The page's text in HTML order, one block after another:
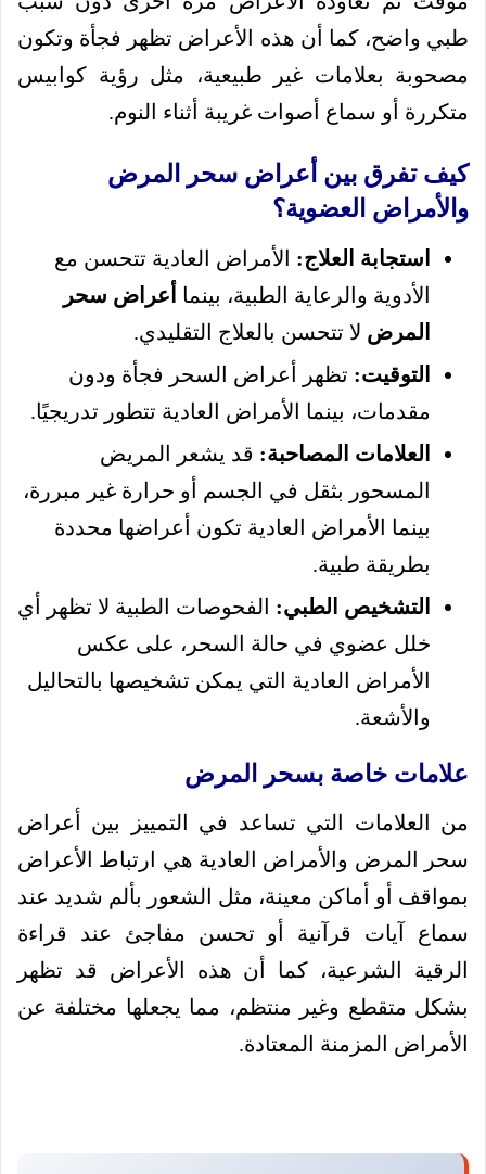
طبي واضح، كما أن هذه الأعراض تظهر فجأة وتكون
مصحوبة بعلامات غير طبيعية، مثل رؤية كوابيس
متكررة أو سماع أصوات غريبة أثناء النوم.
كيف تفرق بين أعراض سحر المرض
والأمراض العضوية؟
استجابة العلاج: الأمراض العادية تتحسن مع
الأدوية والرعاية الطبية، بينما أعراض سحر
المرض لا تتحسن بالعلاج التقليدي.
التوقيت: تظهر أعراض السحر فجأة ودون
مقدمات، بينما الأمراض العادية تتطور تدريجيًا.
العلامات المصاحبة: قد يشعر المريض
المسحور بثقل في الجسم أو حرارة غير مبررة،
بينما الأمراض العادية تكون أعراضها محددة
بطريقة طبية.
التشخيص الطبي: الفحوصات الطبية لا تظهر أي
خلل عضوي في حالة السحر، على عكس
الأمراض العادية التي يمكن تشخيصها بالتحاليل
والأشعة.
علامات خاصة بسحر المرض
من العلامات التي تساعد في التمييز بين أعراض
سحر المرض والأمراض العادية هي ارتباط الأعراض
بمواقف أو أماكن معينة، مثل الشعور بألم شديد عند
سماع آيات قرآنية أو تحسن مفاجئ عند قراءة
الرقية الشرعية، كما أن هذه الأعراض قد تظهر
بشكل متقطع وغير منتظم، مما يجعلها مختلفة عن
الأمراض المزمنة المعتادة.